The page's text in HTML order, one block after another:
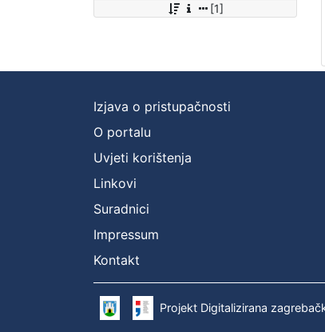
[1]
Izjava o pristupačnosti
O portalu
Uvjeti korištenja
Linkovi
Suradnici
Impressum
Kontakt
Projekt Digitalizirana